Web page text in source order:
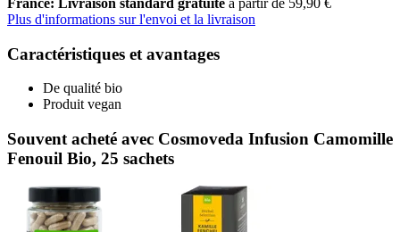
Plus d'informations sur l'envoi et la livraison
Caractéristiques et avantages
De qualité bio
Produit vegan
Souvent acheté avec Cosmoveda Infusion Camomille
Fenouil Bio, 25 sachets